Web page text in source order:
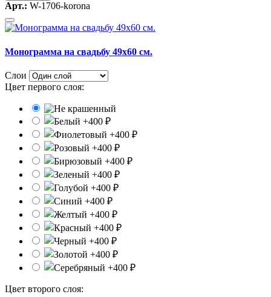
Арт.: W-1706-korona
Монограмма на свадьбу 49x60 см.
Слои
Цвет первого слоя:
Цвет второго слоя: